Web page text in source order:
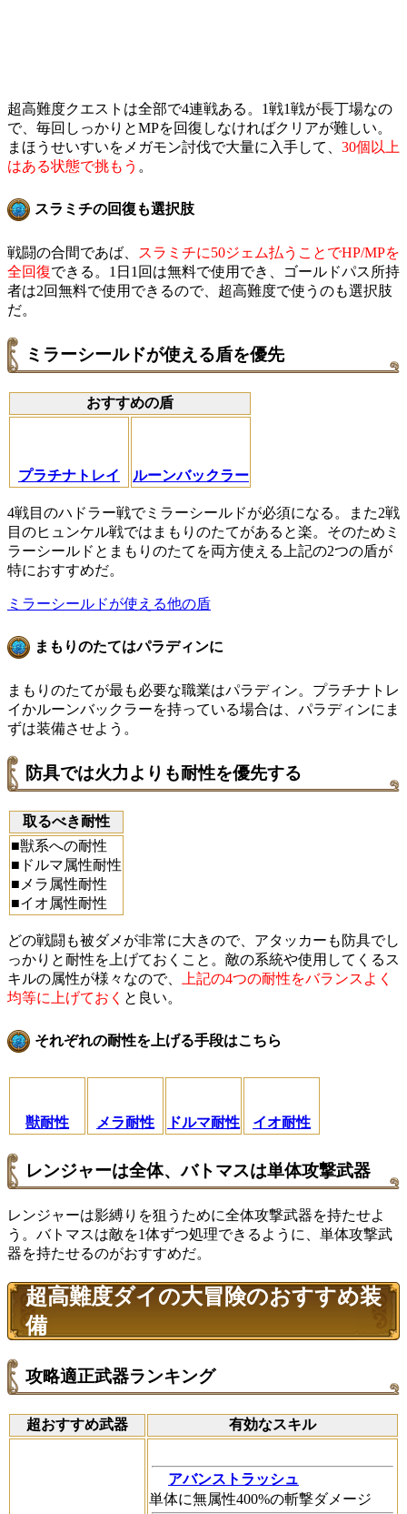
超高難度クエストは全部で4連戦ある。1戦1戦が長丁場なの
で、毎回しっかりとMPを回復しなければクリアが難しい。
まほうせいすいをメガモン討伐で大量に入手して、 30個以上
はある状態で挑もう 。
スラミチの回復も選択肢
戦闘の合間であば、
スラミチに50ジェム払うことでHP/MPを
全回復できる。1日1回は無料で使用でき、ゴールドパス所持
者は2回無料で使用できるので、超高難度で使うのも選択肢
だ。
ミラーシールドが使える盾を優先
おすすめの盾
プラチナトレイ ルーンバックラー
4戦目のハドラー戦でミラーシールドが必須になる。また2戦
目のヒュンケル戦ではまもりのたてがあると楽。そのためミ
ラーシールドとまもりのたてを両方使える上記の2つの盾が
特におすすめだ。
ミラーシールドが使える他の盾
まもりのたてはパラディンに
まもりのたてが最も必要な職業はパラディン。プラチナトレ
イかルーンバックラーを持っている場合は、パラディンにま
ずは装備させよう。
防具では火力よりも耐性を優先する
取るべき耐性
■獣系への耐性
■ドルマ属性耐性
■メラ属性耐性
■イオ属性耐性
どの戦闘も被ダメが非常に大きので、アタッカーも防具でし
っかりと耐性を上げておくこと。敵の系統や使用してくるス
キルの属性が様々なので、
上記の4つの耐性をバランスよく
均等に上げておく と良い。
それぞれの耐性を上げる手段はこちら
獣耐性 メラ耐性 ドルマ耐性 イオ耐性
レンジャーは全体、バトマスは単体攻撃武器
レンジャーは影縛りを狙うために全体攻撃武器を持たせよ
う。バトマスは敵を1体ずつ処理できるように、単体攻撃武
器を持たせるのがおすすめだ。
超高難度ダイの大冒険のおすすめ装
備
攻略適正武器ランキング
超おすすめ武器 有効なスキル
アバンストラッシュ
単体に無属性400%の斬撃ダメージ